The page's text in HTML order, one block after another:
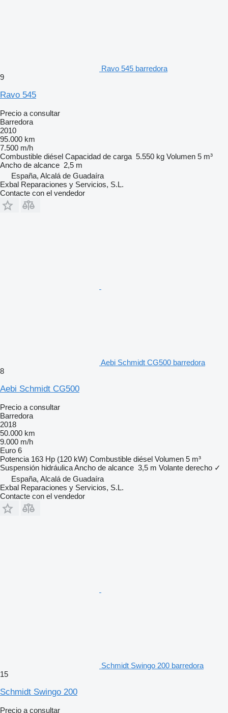
Ravo 545 barredora
9
Ravo 545
Precio a consultar
Barredora
2010
95.000 km
7.500 m/h
Combustible diésel Capacidad de carga 5.550 kg Volumen 5 m³
Ancho de alcance 2,5 m
España, Alcalá de Guadaíra
Exbal Reparaciones y Servicios, S.L.
Contacte con el vendedor
Aebi Schmidt CG500 barredora
8
Aebi Schmidt CG500
Precio a consultar
Barredora
2018
50.000 km
9.000 m/h
Euro 6
Potencia 163 Hp (120 kW) Combustible diésel Volumen 5 m³
Suspensión hidráulicaAncho de alcance 3,5 m Volante derecho ✓
España, Alcalá de Guadaíra
Exbal Reparaciones y Servicios, S.L.
Contacte con el vendedor
Schmidt Swingo 200 barredora
15
Schmidt Swingo 200
Precio a consultar